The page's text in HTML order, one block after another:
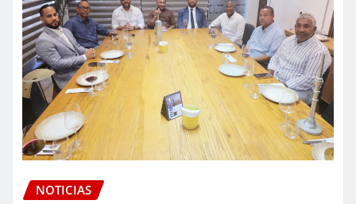
NOTICIAS